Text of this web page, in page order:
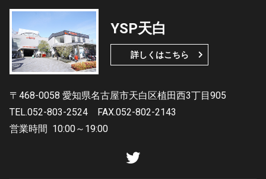
YSP天白
詳しくはこちら
〒468-0058 愛知県名古屋市天白区植田西3丁目905
TEL.052-803-2524
FAX.052-802-2143
営業時間 10:00～19:00